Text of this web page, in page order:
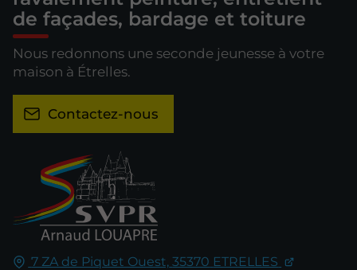
7 ZA de Piquet Ouest, 35370 ETRELLES
de façades, bardage et toiture
Nous redonnons une seconde jeunesse à votre
maison à Étrelles.
Contactez-nous